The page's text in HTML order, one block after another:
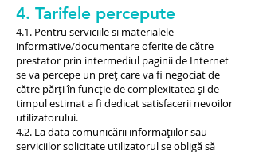
4. Tarifele percepute
4.1. Pentru serviciile si materialele
informative/documentare oferite de către
prestator prin intermediul paginii de Internet
se va percepe un preț care va fi negociat de
către părți în funcție de complexitatea și de
timpul estimat a fi dedicat satisfacerii nevoilor
utilizatorului.
4.2. La data comunicării informațiilor sau
serviciilor solicitate utilizatorul se obligă să